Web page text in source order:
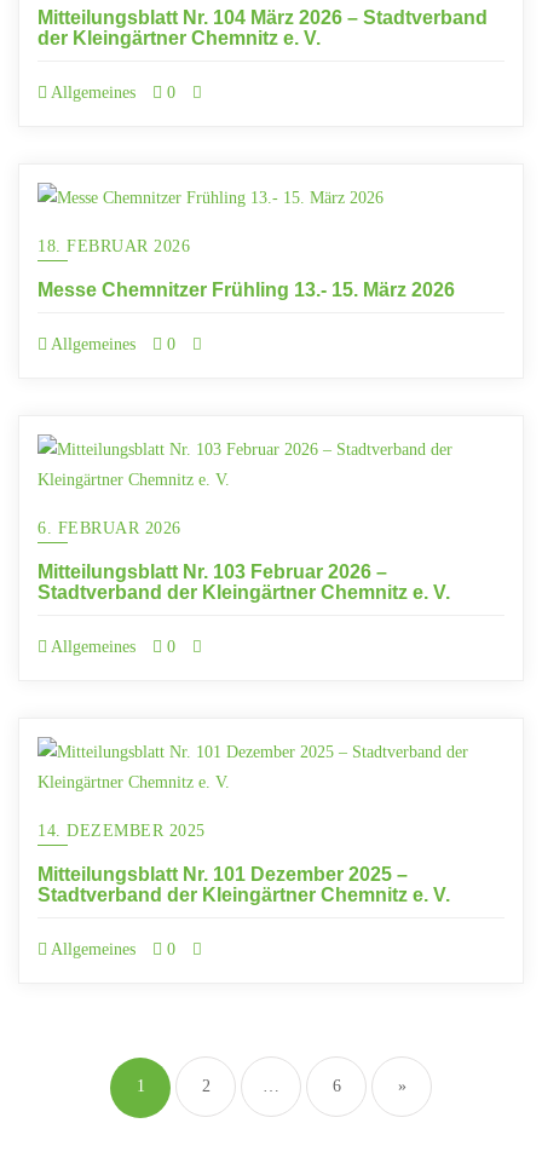
Mitteilungsblatt Nr. 104 März 2026 – Stadtverband
der Kleingärtner Chemnitz e. V.
Allgemeines 0
18. FEBRUAR 2026
Messe Chemnitzer Frühling 13.- 15. März 2026
Allgemeines 0
6. FEBRUAR 2026
Mitteilungsblatt Nr. 103 Februar 2026 –
Stadtverband der Kleingärtner Chemnitz e. V.
Allgemeines 0
14. DEZEMBER 2025
Mitteilungsblatt Nr. 101 Dezember 2025 –
Stadtverband der Kleingärtner Chemnitz e. V.
Allgemeines 0
1 2 … 6 »